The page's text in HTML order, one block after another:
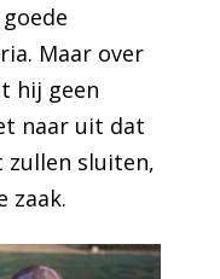
Maar over
hij geen
naar uit dat
zullen sluiten,
zaak.